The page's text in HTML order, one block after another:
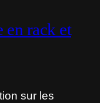
en rack et
sur les